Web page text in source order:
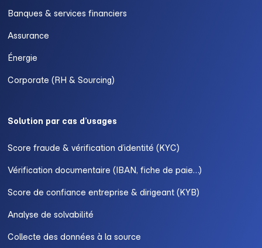
Banques & services financiers
Assurance
Énergie
Corporate (RH & Sourcing)
Solution par cas d’usages
Score fraude & vérification d’identité (KYC)
Vérification documentaire (IBAN, fiche de paie…)
Score de confiance entreprise & dirigeant (KYB)
Analyse de solvabilité
Collecte des données à la source